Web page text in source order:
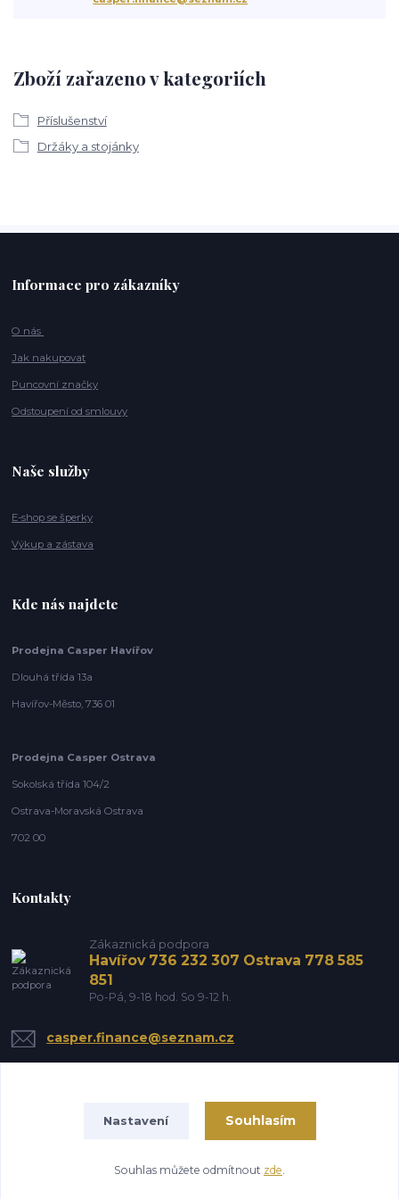
Zboží zařazeno v kategoriích
Příslušenství
Držáky a stojánky
Informace pro zákazníky
O nás
Jak nakupovat
Puncovní značky
Odstoupení od smlouvy
Naše služby
E-shop se šperky
Výkup a zástava
Kde nás najdete
Prodejna Casper Havířov
Dlouhá třída 13a
Havířov-Město, 736 01
Prodejna Casper Ostrava
Sokolská třída 104/2
Ostrava-Moravská Ostrava
702 00
Kontakty
Zákaznická podpora
Havířov 736 232 307 Ostrava 778 585
851
Po-Pá, 9-18 hod. So 9-12 h.
casper.finance@seznam.cz
Vytvořeno na Eshop-rychle.cz
Nastavení Souhlasím
Souhlas můžete odmítnout zde